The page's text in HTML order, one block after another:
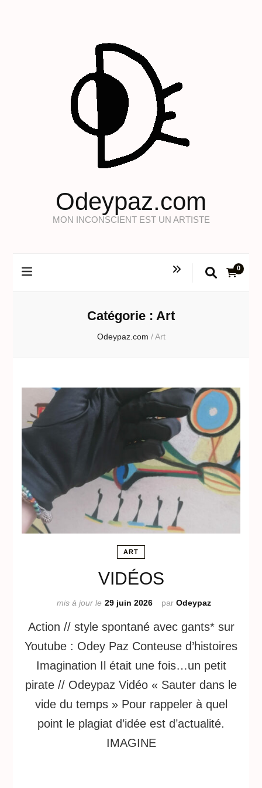
Odeypaz.com
MON INCONSCIENT EST UN ARTISTE
0
Catégorie : Art
Odeypaz.com / Art
ART
VIDÉOS
par Odeypaz
mis à jour le 29 juin 2026
Action // style spontané avec gants* sur
Youtube : Odey Paz Conteuse d’histoires
Imagination Il était une fois…un petit
pirate // Odeypaz Vidéo « Sauter dans le
vide du temps » Pour rappeler à quel
point le plagiat d’idée est d’actualité.
IMAGINE